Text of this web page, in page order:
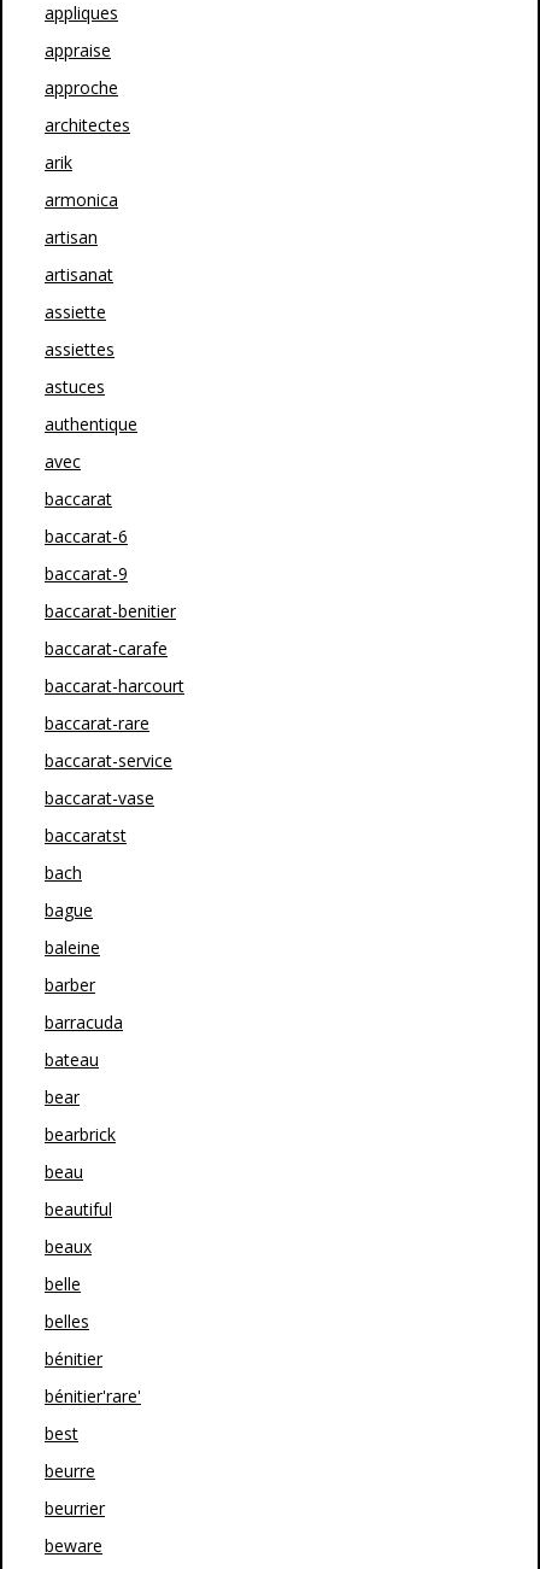
appliques
appraise
approche
architectes
arik
armonica
artisan
artisanat
assiette
assiettes
astuces
authentique
avec
baccarat
baccarat-6
baccarat-9
baccarat-benitier
baccarat-carafe
baccarat-harcourt
baccarat-rare
baccarat-service
baccarat-vase
baccaratst
bach
bague
baleine
barber
barracuda
bateau
bear
bearbrick
beau
beautiful
beaux
belle
belles
bénitier
bénitier'rare'
best
beurre
beurrier
beware